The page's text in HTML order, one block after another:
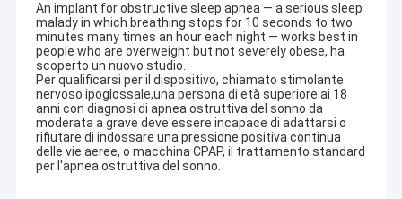
An implant for obstructive sleep apnea — a serious sleep
malady in which breathing stops for 10 seconds to two
minutes many times an hour each night — works best in
people who are overweight but not severely obese, ha
scoperto un nuovo studio.
Per qualificarsi per il dispositivo, chiamato stimolante
nervoso ipoglossale,una persona di età superiore ai 18
anni con diagnosi di apnea ostruttiva del sonno da
moderata a grave deve essere incapace di adattarsi o
rifiutare di indossare una pressione positiva continua
delle vie aeree, o macchina CPAP, il trattamento standard
per l'apnea ostruttiva del sonno.